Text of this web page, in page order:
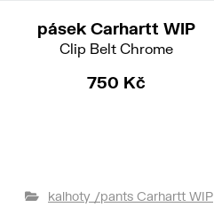
pásek Carhartt WIP
Clip Belt Chrome
750 Kč
kalhoty /pants Carhartt WIP